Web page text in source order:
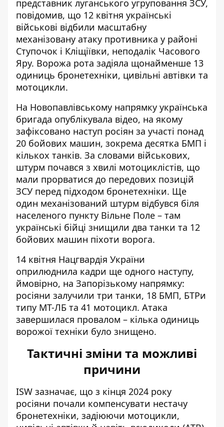
представник луганського угруповання ЗСУ,
повідомив, що 12 квітня українські
військові відбили масштабну
механізовану атаку противника у районі
Ступочок і Кліщіївки, неподалік Часового
Яру. Ворожа рота задіяла щонайменше 13
одиниць бронетехніки, цивільні автівки та
мотоцикли.
На Новопавлівському напрямку українська
бригада опублікувала відео, на якому
зафіксовано наступ росіян за участі понад
20 бойових машин, зокрема десятка БМП і
кількох танків. За словами військових,
штурм почався з хвилі мотоциклістів, що
мали прорватися до передових позицій
ЗСУ перед підходом бронетехніки. Ще
один механізований штурм відбувся біля
населеного пункту Вільне Поле – там
українські бійці знищили два танки та 12
бойових машин піхоти ворога.
14 квітня Нацгвардія України
оприлюднила кадри ще одного наступу,
ймовірно, на Запорізькому напрямку:
росіяни залучили три танки, 18 БМП, БТРи
типу МТ-ЛБ та 41 мотоцикл. Атака
завершилася провалом – кілька одиниць
ворожої техніки було знищено.
Тактичні зміни та можливі
причини
ISW зазначає, що з кінця 2024 року
росіяни почали компенсувати нестачу
бронетехніки, задіюючи мотоцикли,